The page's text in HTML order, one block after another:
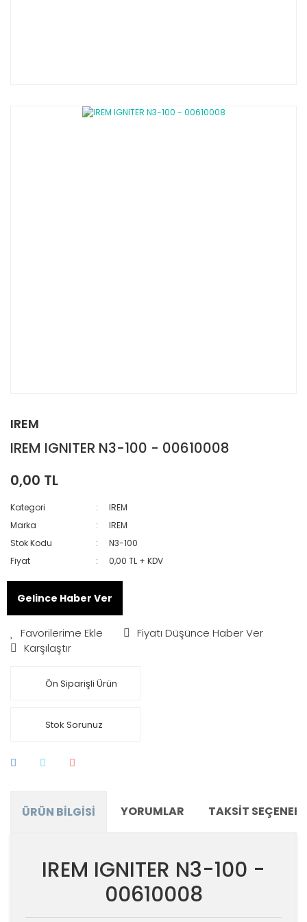
IREM
IREM IGNITER N3-100 - 00610008
0,00 TL
Kategori
IREM
Marka
IREM
Stok Kodu
N3-100
Fiyat
0,00 TL + KDV
Gelince Haber Ver
Fiyatı Düşünce Haber Ver
Karşılaştır
Ön Siparişli Ürün
Stok Sorunuz
ÜRÜN BILGISI YORUMLAR TAKSIT
IREM IGNITER N3-100 -
00610008